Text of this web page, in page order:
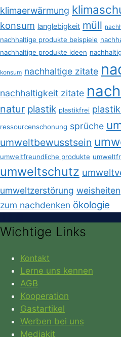
klimaerwärmung
konsum langlebigkeit müll
nachhaltige produkte beispiele
nachhaltige produkte ideen
konsum nachhaltige zitate
nachhaltigkeit zitate
natur plastik plastikfrei
ressourcenschonung sprüche
umweltbewusstsein
umweltfreundliche produkte
umweltschutz
umweltzerstörung weisheiten
zum nachdenken ökologie
Wichtige Links
Kontakt
Lerne uns kennen
AGB
Kooperation
Gastartikel
Werben bei uns
Mediakit